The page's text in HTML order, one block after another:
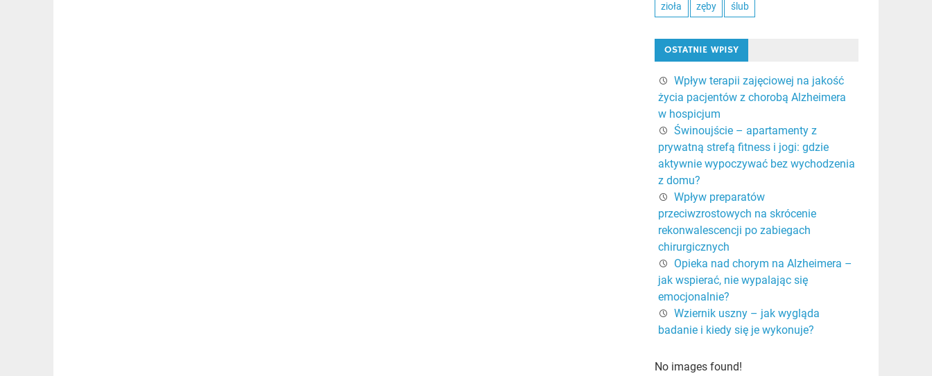
zioła zęby ślub
OSTATNIE WPISY
Wpływ terapii zajęciowej na jakość
życia pacjentów z chorobą Alzheimera
w hospicjum
Świnoujście – apartamenty z
prywatną strefą fitness i jogi: gdzie
aktywnie wypoczywać bez wychodzenia
z domu?
Wpływ preparatów
przeciwzrostowych na skrócenie
rekonwalescencji po zabiegach
chirurgicznych
Opieka nad chorym na Alzheimera –
jak wspierać, nie wypalając się
emocjonalnie?
Wziernik uszny – jak wygląda
badanie i kiedy się je wykonuje?
No images found!